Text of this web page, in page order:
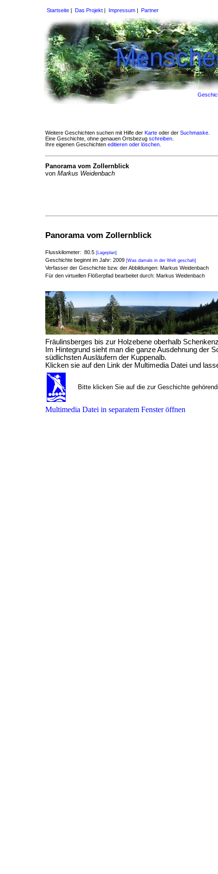
Startseite | Das Projekt | Impressum | Partner
Weitere Geschichten suchen mit Hilfe der Karte oder der Suchmaske
Eine Geschichte, ohne genauen Ortsbezug schreiben
Ihre eigenen Geschichten editieren oder löschen
Panorama vom Zollernblick
von Markus Weidenbach
Panorama vom Zollernblick
Flusskilometer: 80.5 [Lageplan]
Geschichte beginnt im Jahr: 2009 [Was damals in der Welt geschah]
Verfasser der Geschichte bzw. der Abbildungen: Markus Weidenbach
Für den virtuellen Flößerpfad bearbeitet durch: Markus Weidenbach
Fräulinsberges bis zur Holzebene oberhalb
Im Hintegrund sieht man die ganze Ausdehnung der
südlichsten Ausläufern der Kuppenalb.
Klicken sie auf den Link der Multimedia Datei und
Bitte klicken Sie auf die zur Geschichte
Multimedia Datei in separatem Fenster öffnen